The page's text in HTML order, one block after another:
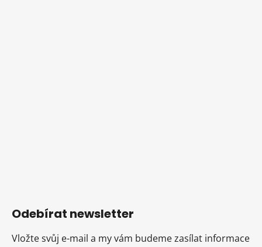
Odebírat newsletter
Vložte svůj e-mail a my vám budeme zasílat informace